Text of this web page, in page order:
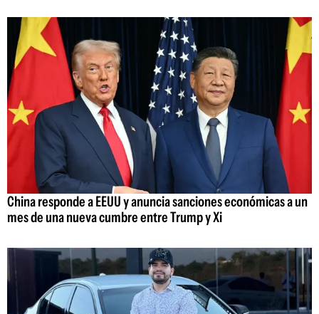
China responde a EEUU y anuncia sanciones económicas a un
mes de una nueva cumbre entre Trump y Xi